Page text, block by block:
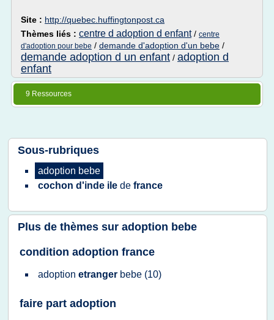
Site : http://quebec.huffingtonpost.ca
Thèmes liés : centre d adoption d enfant/ centre
d'adoption pour bebe / demande d'adoption d'un bebe /
demande adoption d un enfant / adoption d
enfant
9 Ressources
Sous-rubriques
adoption bebe
cochon d'inde ile de france
Plus de thèmes sur adoption bebe
condition adoption france
adoption etranger bebe (10)
faire part adoption